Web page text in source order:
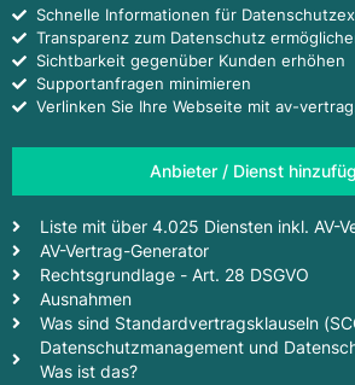
Schnelle Informationen für
Transparenz zum Datenschutz
Sichtbarkeit gegenüber Kunden erhöhen
Supportanfragen minimieren
Verlinken Sie Ihre Webseite mit av-
Anbieter / Dienst
Liste mit über 4.025 Diensten inkl. AV-
AV-Vertrag-Generator
Rechtsgrundlage - Art. 28 DSGVO
Ausnahmen
Was sind Standardvertragsklauseln
Datenschutzmanagement und
Was ist das?